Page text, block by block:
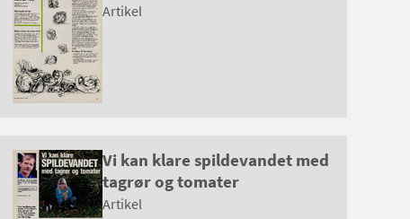
Artikel
Vi kan klare spildevandet med
tagrør og tomater
Artikel